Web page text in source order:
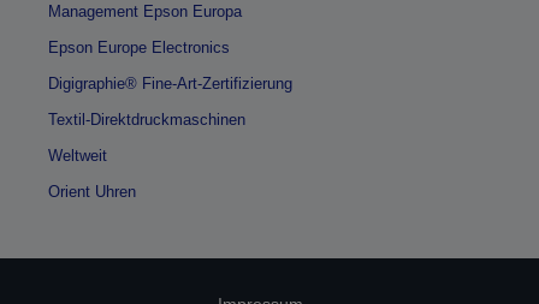
Management Epson Europa
Epson Europe Electronics
Digigraphie® Fine-Art-Zertifizierung
Textil-Direktdruckmaschinen
Weltweit
Orient Uhren